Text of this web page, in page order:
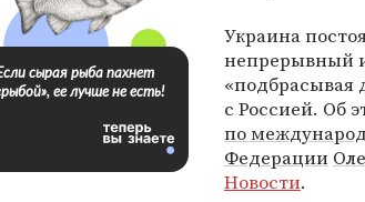
Украина
непрерывный
«подбрасывая
с Россией. Об
по
Федерации
Новости.
сырая рыба пахнет
ее лучше не есть!